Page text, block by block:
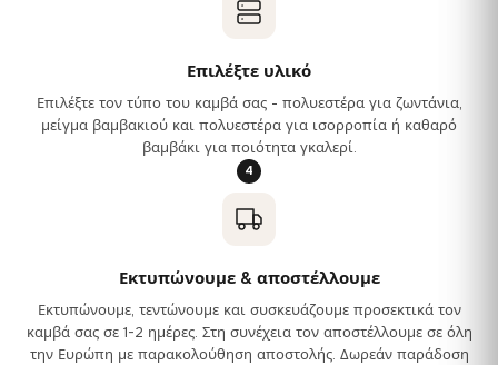
Επιλέξτε υλικό
Επιλέξτε τον τύπο του καμβά σας - πολυεστέρα για ζωντάνια,
μείγμα βαμβακιού και πολυεστέρα για ισορροπία ή καθαρό
βαμβάκι για ποιότητα γκαλερί.
4
Εκτυπώνουμε & αποστέλλουμε
Εκτυπώνουμε, τεντώνουμε και συσκευάζουμε προσεκτικά τον
καμβά σας σε 1-2 ημέρες. Στη συνέχεια τον αποστέλλουμε σε όλη
την Ευρώπη με παρακολούθηση αποστολής. Δωρεάν παράδοση